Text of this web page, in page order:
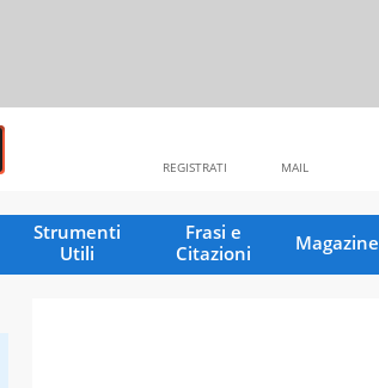
MAIL
REGISTRATI
Strumenti
Utili
Frasi e
Citazioni
Magazine